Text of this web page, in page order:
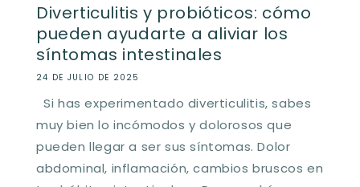
Diverticulitis y probióticos: cómo
pueden ayudarte a aliviar los
síntomas intestinales
24 DE JULIO DE 2025
Si has experimentado diverticulitis, sabes
muy bien lo incómodos y dolorosos que
pueden llegar a ser sus síntomas. Dolor
abdominal, inflamación, cambios bruscos en